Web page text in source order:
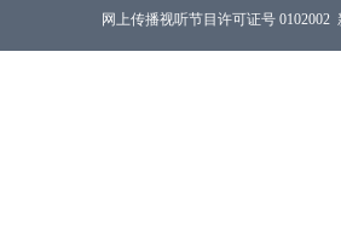
网上传播视听节目许可证号 0102002